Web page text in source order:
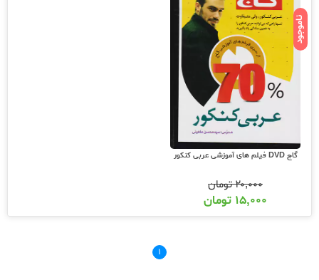
ناموجود
گاج DVD فیلم های آموزشی عربی کنکور
۲۰,۰۰۰تومان
۱۵,۰۰۰ تومان
۱